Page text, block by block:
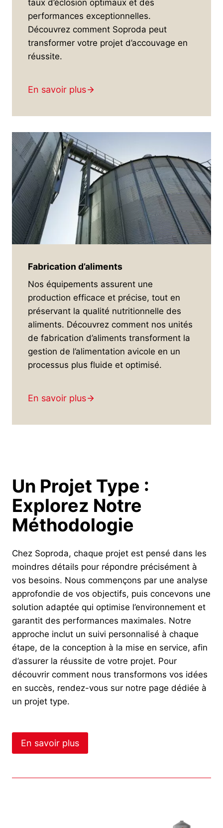
taux d’éclosion optimaux et des
performances exceptionnelles.
Découvrez comment Soproda peut
transformer votre projet d’accouvage en
réussite.
En savoir plus
Fabrication d’aliments
Nos équipements assurent une
production efficace et précise, tout en
préservant la qualité nutritionnelle des
aliments. Découvrez comment nos unités
de fabrication d’aliments transforment la
gestion de l’alimentation avicole en un
processus plus fluide et optimisé.
En savoir plus
Un Projet Type :
Explorez Notre
Méthodologie
Chez Soproda, chaque projet est pensé dans les
moindres détails pour répondre précisément à
vos besoins. Nous commençons par une analyse
approfondie de vos objectifs, puis concevons une
solution adaptée qui optimise l’environnement et
garantit des performances maximales. Notre
approche inclut un suivi personnalisé à chaque
étape, de la conception à la mise en service, afin
d’assurer la réussite de votre projet. Pour
découvrir comment nous transformons vos idées
en succès, rendez-vous sur notre page dédiée à
un projet type.
En savoir plus